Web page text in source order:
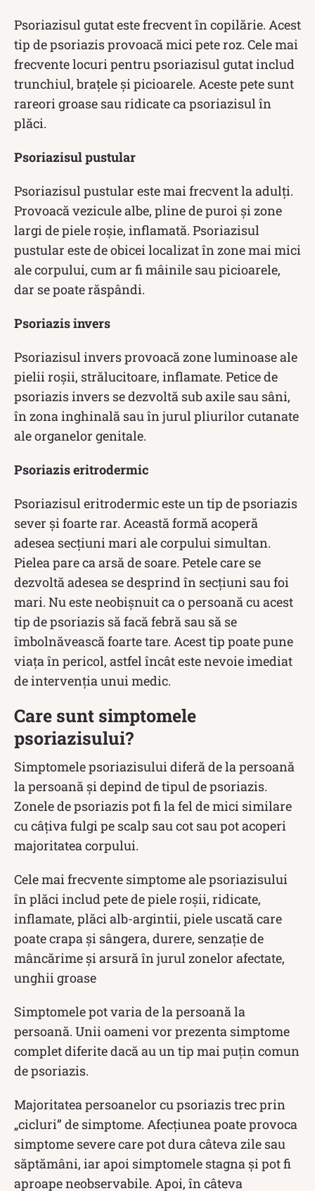
Psoriazisul gutat este frecvent în copilărie. Acest
tip de psoriazis provoacă mici pete roz. Cele mai
frecvente locuri pentru psoriazisul gutat includ
trunchiul, brațele și picioarele. Aceste pete sunt
rareori groase sau ridicate ca psoriazisul în
plăci.
Psoriazisul pustular
Psoriazisul pustular este mai frecvent la adulți.
Provoacă vezicule albe, pline de puroi și zone
largi de piele roșie, inflamată. Psoriazisul
pustular este de obicei localizat în zone mai mici
ale corpului, cum ar fi mâinile sau picioarele,
dar se poate răspândi.
Psoriazis invers
Psoriazisul invers provoacă zone luminoase ale
pielii roșii, strălucitoare, inflamate. Petice de
psoriazis invers se dezvoltă sub axile sau sâni,
în zona inghinală sau în jurul pliurilor cutanate
ale organelor genitale.
Psoriazis eritrodermic
Psoriazisul eritrodermic este un tip de psoriazis
sever și foarte rar. Această formă acoperă
adesea secțiuni mari ale corpului simultan.
Pielea pare ca arsă de soare. Petele care se
dezvoltă adesea se desprind în secțiuni sau foi
mari. Nu este neobișnuit ca o persoană cu acest
tip de psoriazis să facă febră sau să se
îmbolnăvească foarte tare. Acest tip poate pune
viața în pericol, astfel încât este nevoie imediat
de intervenția unui medic.
Care sunt simptomele
psoriazisului?
Simptomele psoriazisului diferă de la persoană
la persoană și depind de tipul de psoriazis.
Zonele de psoriazis pot fi la fel de mici similare
cu câțiva fulgi pe scalp sau cot sau pot acoperi
majoritatea corpului.
Cele mai frecvente simptome ale psoriazisului
în plăci includ pete de piele roșii, ridicate,
inflamate, plăci alb-argintii, piele uscată care
poate crapa și sângera, durere, senzație de
mâncărime și arsură în jurul zonelor afectate,
unghii groase
Simptomele pot varia de la persoană la
persoană. Unii oameni vor prezenta simptome
complet diferite dacă au un tip mai puțin comun
de psoriazis.
Majoritatea persoanelor cu psoriazis trec prin
„cicluri” de simptome. Afecțiunea poate provoca
simptome severe care pot dura câteva zile sau
săptămâni, iar apoi simptomele stagna și pot fi
aproape neobservabile. Apoi, în câteva